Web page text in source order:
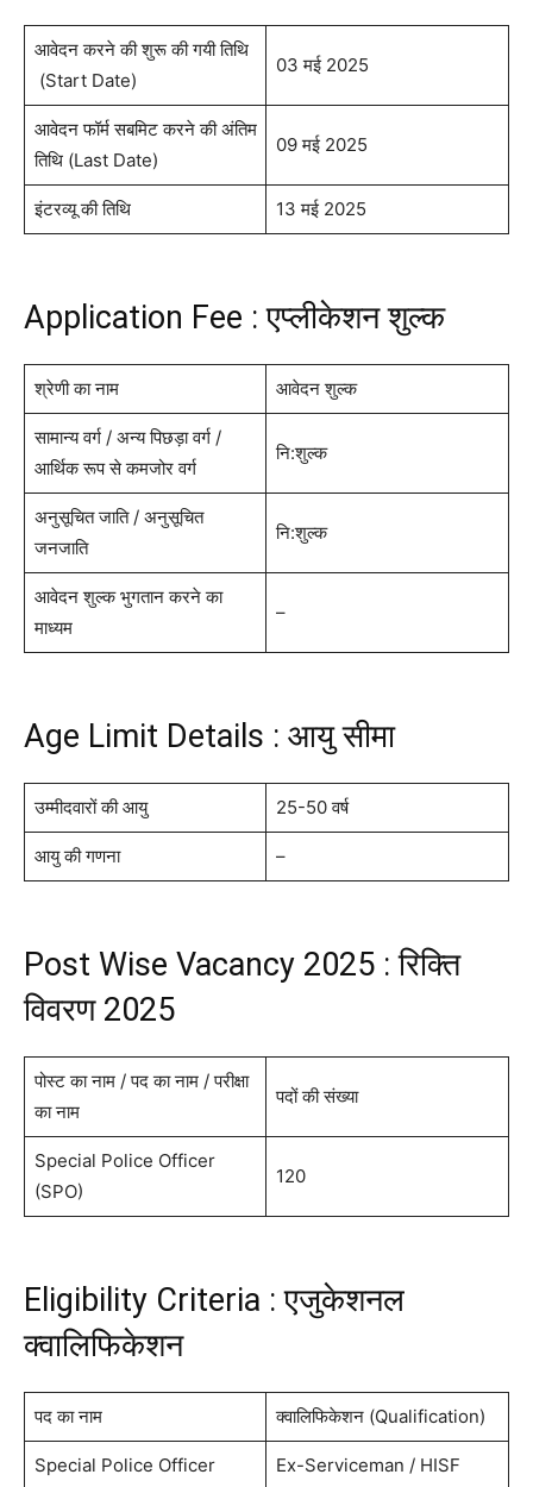
आवेदन करने की शुरू की गयी तिथि
(Start Date)
03 मई 2025
आवेदन फॉर्म सबमिट करने की अंतिम
तिथि (Last Date)
09 मई 2025
इंटरव्यू की तिथि 13 मई 2025
Application Fee : एप्लीकेशन शुल्क
श्रेणी का नाम आवेदन शुल्क
सामान्य वर्ग / अन्य पिछड़ा वर्ग /
आर्थिक रूप से कमजोर वर्ग
नि:शुल्क
अनुसूचित जाति / अनुसूचित
जनजाति
नि:शुल्क
आवेदन शुल्क भुगतान करने का
माध्यम
–
Age Limit Details : आयु सीमा
उम्मीदवारों की आयु 25-50 वर्ष
आयु की गणना –
Post Wise Vacancy 2025 : रिक्ति
विवरण 2025
पोस्ट का नाम / पद का नाम / परीक्षा
का नाम
पदों की संख्या
Special Police Officer
(SPO)
120
Eligibility Criteria : एजुकेशनल
क्वालिफिकेशन
पद का नाम क्वालिफिकेशन (Qualification)
Special Police Officer
Ex-Serviceman / HISF